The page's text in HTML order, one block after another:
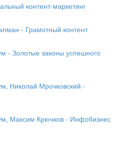
контент-маркетинг
- Грамотный контент
- Золотые законы успешного
Николай Мрочковский -
Максим Крючков - Инфобизнес